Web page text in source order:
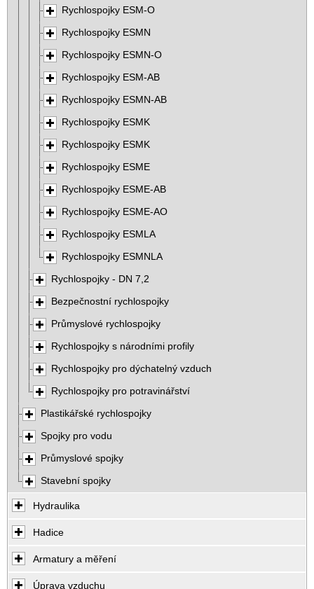
Rychlospojky ESM-O
Rychlospojky ESMN
Rychlospojky ESMN-O
Rychlospojky ESM-AB
Rychlospojky ESMN-AB
Rychlospojky ESMK
Rychlospojky ESMK
Rychlospojky ESME
Rychlospojky ESME-AB
Rychlospojky ESME-AO
Rychlospojky ESMLA
Rychlospojky ESMNLA
Rychlospojky - DN 7,2
Bezpečnostní rychlospojky
Průmyslové rychlospojky
Rychlospojky s národními profily
Rychlospojky pro dýchatelný vzduch
Rychlospojky pro potravinářství
Plastikářské rychlospojky
Spojky pro vodu
Průmyslové spojky
Stavební spojky
Hydraulika
Hadice
Armatury a měření
Úprava vzduchu